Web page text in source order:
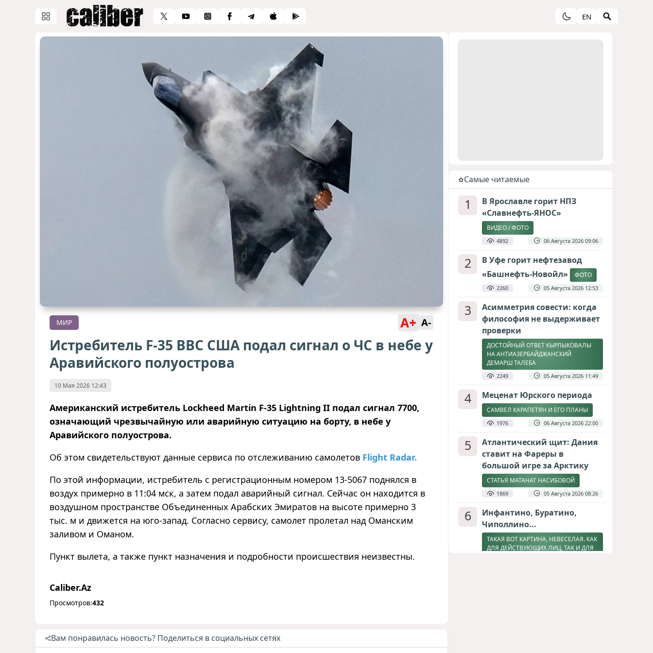
EN
МИР A+ A-
Истребитель F-35 ВВС США подал сигнал о ЧС в небе у
Аравийского полуострова
10 Мая 2026 12:43
Американский истребитель Lockheed Martin F-35 Lightning II подал сигнал 7700,
означающий чрезвычайную или аварийную ситуацию на борту, в небе у
Аравийского полуострова.
Об этом свидетельствуют данные сервиса по отслеживанию самолетов Flight Radar.
По этой информации, истребитель с регистрационным номером 13-5067 поднялся в
воздух примерно в 11:04 мск, а затем подал аварийный сигнал. Сейчас он находится в
воздушном пространстве Объединенных Арабских Эмиратов на высоте примерно 3
тыс. м и движется на юго-запад. Согласно сервису, самолет пролетал над Оманским
заливом и Оманом.
Пункт вылета, а также пункт назначения и подробности происшествия неизвестны.
Caliber.Az
Просмотров:432
Вам понравилась новость? Поделиться в социальных сетях
Cамые читаемые
1
В Ярославле горит НПЗ
«Славнефть-ЯНОС»
ВИДЕО / ФОТО
4892 06 Августа 2026 09:06
2
В Уфе горит нефтезавод
«Башнефть-Новойл»
ФОТО
2260 05 Августа 2026 12:53
3
Асимметрия совести: когда
философия не выдерживает
проверки
ДОСТОЙНЫЙ ОТВЕТ КЫРЛЫКОВАЛЫ
НА АНТИАЗЕРБАЙДЖАНСКИЙ
ДЕМАРШ ТАЛЕБА
2249 05 Августа 2026 11:49
4 Меценат Юрского периода
САМВЕЛ КАРАПЕТЯН И ЕГО ПЛАНЫ
1976 06 Августа 2026 22:00
5
Атлантический щит: Дания
ставит на Фареры в
большой игре за Арктику
СТАТЬЯ МАТАНАТ НАСИБОВОЙ
1869 05 Августа 2026 08:26
6
Инфантино, Буратино,
Чиполлино...
ТАКАЯ ВОТ КАРТИНА, НЕВЕСЕЛАЯ. КАК
ДЛЯ ДЕЙСТВУЮЩИХ ЛИЦ, ТАК И ДЛЯ